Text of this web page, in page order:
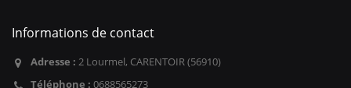
Informations de contact
Adresse : 2 Lourmel, CARENTOIR (56910)
Téléphone : 0688565273